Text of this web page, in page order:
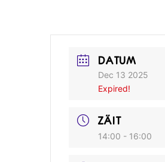
DATUM
Dec 13 2025
Expired!
ZÄIT
14:00 - 16:00